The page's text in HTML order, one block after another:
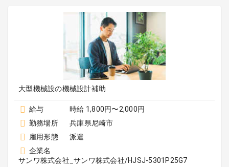
大型機械設の機械設計補助
給与
時給 1,800円〜2,000円
勤務場所
兵庫県尼崎市
雇用形態
派遣
企業名
サンワ株式会社_サンワ株式会社/HJSJ-5301P25G7